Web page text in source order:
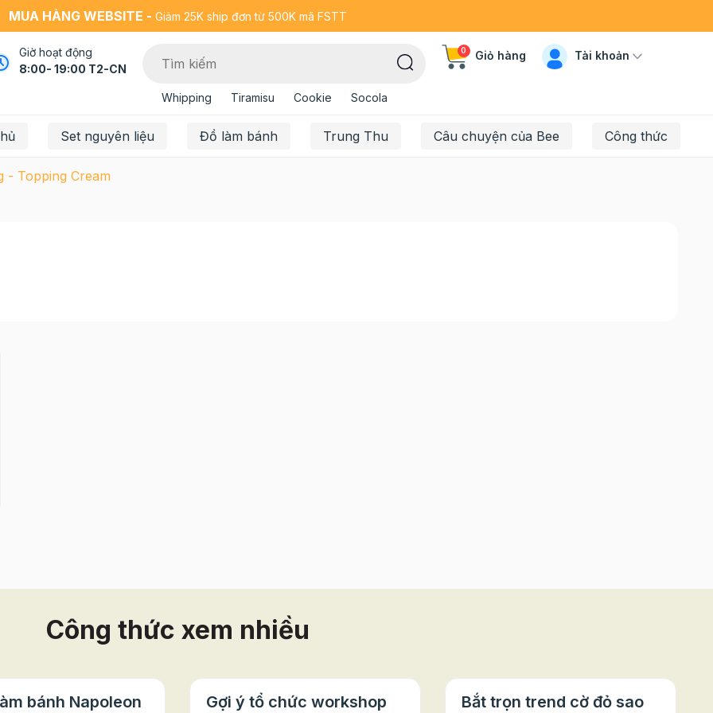
MUA HÀNG WEBSITE - Giảm 25K ship đơn từ 500K mã FSTT
Giờ hoạt động
8:00- 19:00 T2-CN
Whipping Tiramisu Cookie Socola
0 Giỏ hàng Tài khoản
Set nguyên liệu Đồ làm bánh Trung Thu Câu chuyện của Bee Công thức
- Topping Cream
Công thức xem nhiều
bánh Napoleon
Gợi ý tổ chức workshop
Bắt trọn trend cờ đỏ sao